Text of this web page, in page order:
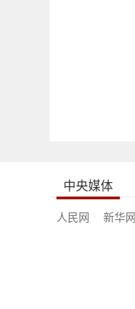
中央媒体
人民网 新华网